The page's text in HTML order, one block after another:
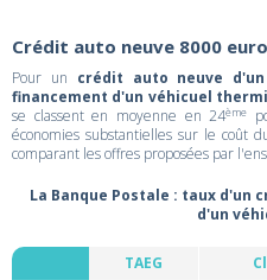
Crédit auto neuve 8000
Pour un crédit auto neuve
financement d'un véhicuel
se classent en moyenne en 24ème
économies substantielles sur le coût
comparant les offres proposées par
La Banque Postale : taux d'un
d'un
TAEG